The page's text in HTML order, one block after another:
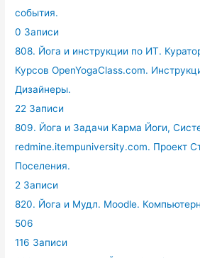
события.
0 Записи
808. Йога и инструкции по ИТ.
Курсов OpenYogaClass.com.
Дизайнеры.
22 Записи
809. Йога и Задачи Карма Йоги,
redmine.itempuniversity.com. Проект
Поселения.
2 Записи
820. Йога и Мудл. Moodle.
506
116 Записи